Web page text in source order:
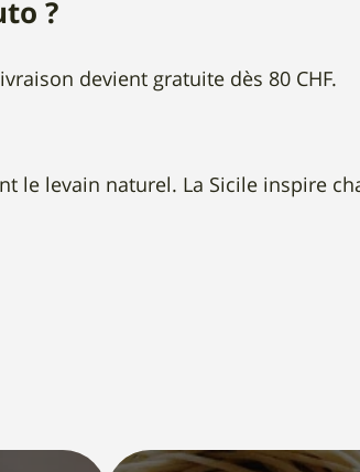
?
devient gratuite dès 80 CHF.
le levain naturel. La Sicile inspire